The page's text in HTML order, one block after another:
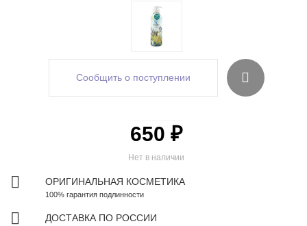
Сообщить о поступлении
Нет в наличии
650 ₽
ОРИГИНАЛЬНАЯ КОСМЕТИКА
100% гарантия подлинности
ДОСТАВКА ПО РОССИИ